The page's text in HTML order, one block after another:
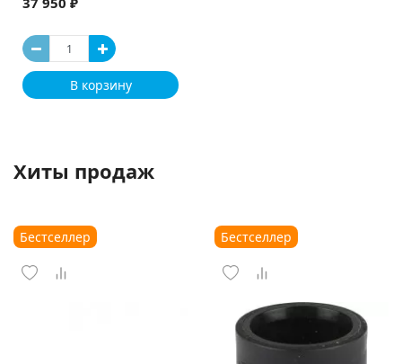
В корзину
Хиты продаж
Бестселлер Бестселлер